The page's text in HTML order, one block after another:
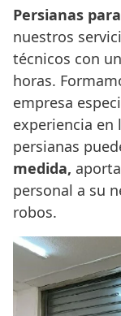
Persianas
nuestros
técnicos con
horas.
empresa
experiencia en
persianas
medida,
personal a su
robos.